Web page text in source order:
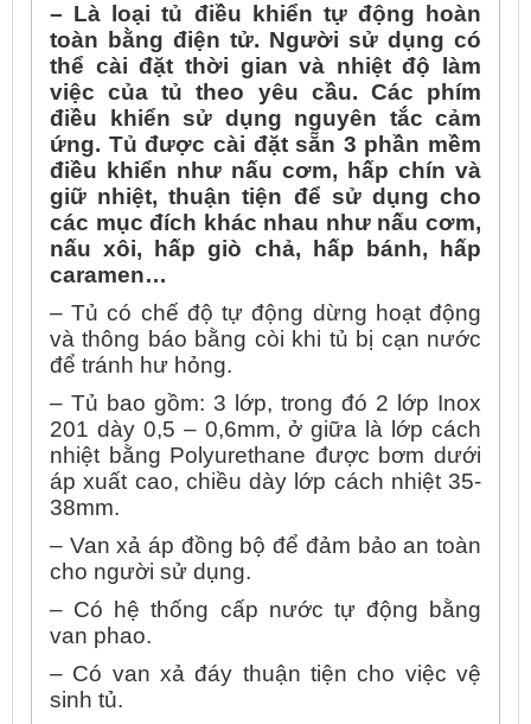
– Là loại tủ điều khiển tự động hoàn
toàn bằng điện tử. Người sử dụng có
thể cài đặt thời gian và nhiệt độ làm
việc của tủ theo yêu cầu. Các phím
điều khiển sử dụng nguyên tắc cảm
ứng. Tủ được cài đặt sẵn 3 phần mềm
điều khiển như nấu cơm, hấp chín và
giữ nhiệt, thuận tiện để sử dụng cho
các mục đích khác nhau như nấu cơm,
nấu xôi, hấp giò chả, hấp bánh, hấp
caramen…
– Tủ có chế độ tự động dừng hoạt động
và thông báo bằng còi khi tủ bị cạn nước
để tránh hư hỏng.
– Tủ bao gồm: 3 lớp, trong đó 2 lớp Inox
201 dày 0,5 – 0,6mm, ở giữa là lớp cách
nhiệt bằng Polyurethane được bơm dưới
áp xuất cao, chiều dày lớp cách nhiệt 35-
38mm.
– Van xả áp đồng bộ để đảm bảo an toàn
cho người sử dụng.
– Có hệ thống cấp nước tự động bằng
van phao.
– Có van xả đáy thuận tiện cho việc vệ
sinh tủ.